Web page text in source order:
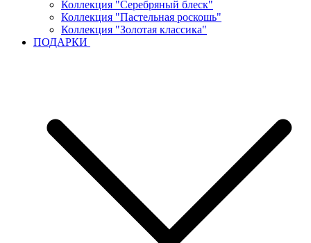
Коллекция "Серебряный блеск"
Коллекция "Пастельная роскошь"
Коллекция "Золотая классика"
ПОДАРКИ